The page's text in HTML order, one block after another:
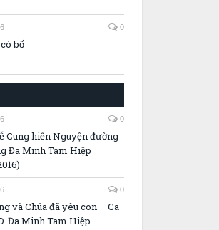
0
bố
0
Cung hiến Nguyện đường
Đa Minh Tam Hiệp
0
và Chúa đã yêu con – Ca
Đa Minh Tam Hiệp